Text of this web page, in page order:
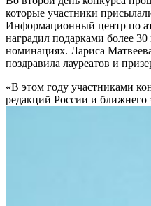
которые участники
Информационный центр по
наградил подарками более
номинациях. Лариса
поздравила лауреатов и
«В этом году участниками
редакций России и